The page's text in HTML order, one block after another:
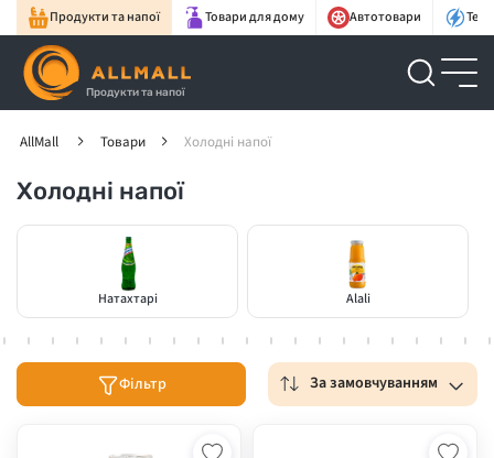
Продукти та напої Товари для дому Автотовари
Продукти та напої
AllMall Товари Холодні напої
Холодні напої
Натахтарі Alali
Фільтр За замовчуванням